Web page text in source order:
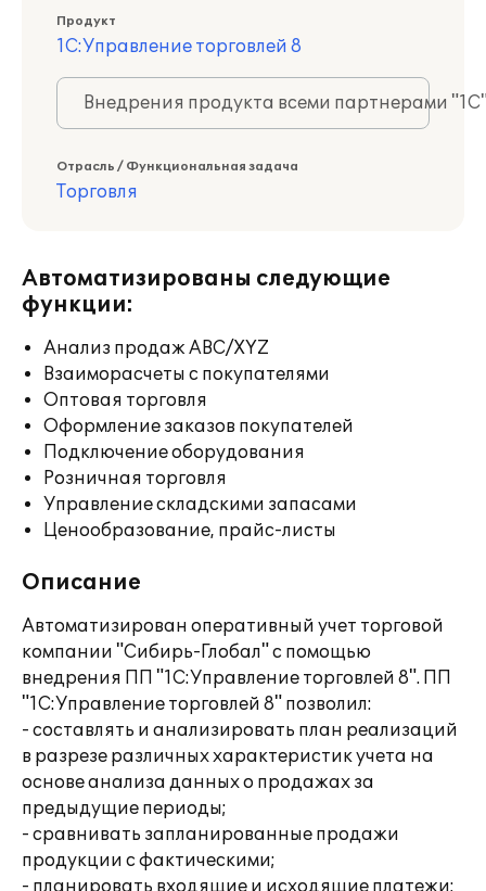
Продукт
1С:Управление торговлей 8
Внедрения продукта всеми партнерами
Отрасль / Функциональная задача
Торговля
Автоматизированы следующие
функции:
Анализ продаж ABC/XYZ
Взаиморасчеты с покупателями
Оптовая торговля
Оформление заказов покупателей
Подключение оборудования
Розничная торговля
Управление складскими запасами
Ценообразование, прайс-листы
Описание
Автоматизирован оперативный учет торговой
компании "Сибирь-Глобал" с помощью
внедрения ПП "1С:Управление торговлей 8". ПП
"1С:Управление торговлей 8" позволил:
- составлять и анализировать план реализаций
в разрезе различных характеристик учета на
основе анализа данных о продажах за
предыдущие периоды;
- сравнивать запланированные продажи
продукции с фактическими;
- планировать входящие и исходящие платежи;